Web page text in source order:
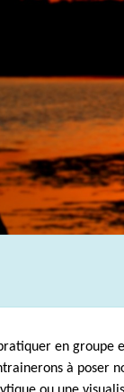
en groupe
à poser